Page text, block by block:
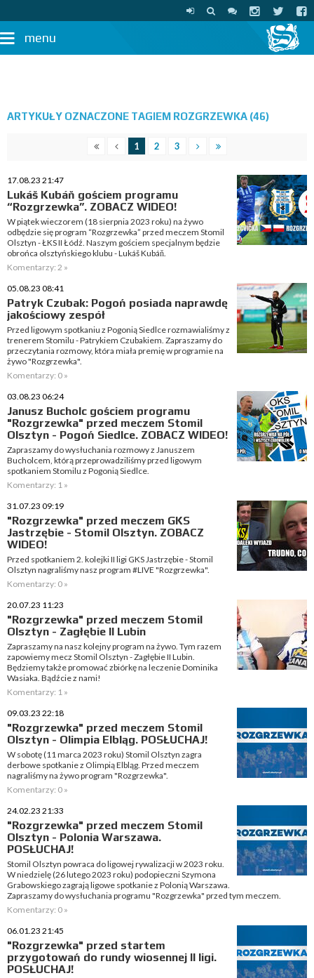
menu
ARTYKUŁY OZNACZONE TAGIEM ROZGRZEWKA (46)
1 2 3
17.08.23 21:47
Lukáš Kubáň gościem programu
“Rozgrzewka”. ZOBACZ WIDEO!
W piątek wieczorem (18 sierpnia 2023 roku) na żywo
odbędzie się program “Rozgrzewka” przed meczem Stomil
Olsztyn - ŁKS II Łódź. Naszym gościem specjalnym będzie
obrońca olsztyńskiego klubu - Lukáš Kubáň.
Komentarzy: 2 »
05.08.23 08:41
Patryk Czubak: Pogoń posiada naprawdę
jakościowy zespół
Przed ligowym spotkaniu z Pogonią Siedlce rozmawialiśmy z
trenerem Stomilu - Patrykiem Czubakiem. Zapraszamy do
przeczytania rozmowy, która miała premię w programie na
żywo "Rozgrzewka".
Komentarzy: 0 »
03.08.23 06:24
Janusz Bucholc gościem programu
"Rozgrzewka" przed meczem Stomil
Olsztyn - Pogoń Siedlce. ZOBACZ WIDEO!
Zapraszamy do wysłuchania rozmowy z Januszem
Bucholcem, którą przeprowadziliśmy przed ligowym
spotkaniem Stomilu z Pogonią Siedlce.
Komentarzy: 1 »
31.07.23 09:19
"Rozgrzewka" przed meczem GKS
Jastrzębie - Stomil Olsztyn. ZOBACZ
WIDEO!
Przed spotkaniem 2. kolejki II ligi GKS Jastrzębie - Stomil
Olsztyn nagraliśmy nasz program #LIVE "Rozgrzewka".
Komentarzy: 0 »
20.07.23 11:23
"Rozgrzewka" przed meczem Stomil
Olsztyn - Zagłębie II Lubin
Zapraszamy na nasz kolejny program na żywo. Tym razem
zapowiemy mecz Stomil Olsztyn - Zagłębie II Lubin.
Będziemy także promować zbiórkę na leczenie Dominika
Wasiaka. Bądźcie z nami!
Komentarzy: 1 »
09.03.23 22:18
"Rozgrzewka" przed meczem Stomil
Olsztyn - Olimpia Elbląg. POSŁUCHAJ!
W sobotę (11 marca 2023 roku) Stomil Olsztyn zagra
derbowe spotkanie z Olimpią Elbląg. Przed meczem
nagraliśmy na żywo program "Rozgrzewka".
Komentarzy: 0 »
24.02.23 21:33
"Rozgrzewka" przed meczem Stomil
Olsztyn - Polonia Warszawa.
POSŁUCHAJ!
Stomil Olsztyn powraca do ligowej rywalizacji w 2023 roku.
W niedzielę (26 lutego 2023 roku) podopieczni Szymona
Grabowskiego zagrają ligowe spotkanie z Polonią Warszawa.
Zapraszamy do wysłuchania programu "Rozgrzewka" przed tym meczem.
Komentarzy: 0 »
06.01.23 21:45
"Rozgrzewka" przed startem
przygotowań do rundy wiosennej II ligi.
POSŁUCHAJ!